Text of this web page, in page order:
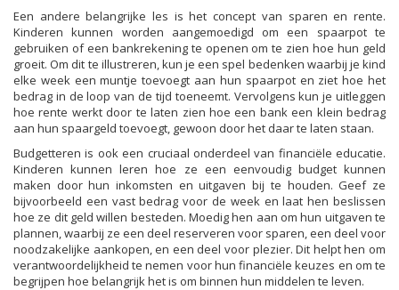
Een andere belangrijke les is het concept van sparen en rente.
Kinderen kunnen worden aangemoedigd om een spaarpot te
gebruiken of een bankrekening te openen om te zien hoe hun geld
groeit. Om dit te illustreren, kun je een spel bedenken waarbij je kind
elke week een muntje toevoegt aan hun spaarpot en ziet hoe het
bedrag in de loop van de tijd toeneemt. Vervolgens kun je uitleggen
hoe rente werkt door te laten zien hoe een bank een klein bedrag
aan hun spaargeld toevoegt, gewoon door het daar te laten staan.
Budgetteren is ook een cruciaal onderdeel van financiële educatie.
Kinderen kunnen leren hoe ze een eenvoudig budget kunnen
maken door hun inkomsten en uitgaven bij te houden. Geef ze
bijvoorbeeld een vast bedrag voor de week en laat hen beslissen
hoe ze dit geld willen besteden. Moedig hen aan om hun uitgaven te
plannen, waarbij ze een deel reserveren voor sparen, een deel voor
noodzakelijke aankopen, en een deel voor plezier. Dit helpt hen om
verantwoordelijkheid te nemen voor hun financiële keuzes en om te
begrijpen hoe belangrijk het is om binnen hun middelen te leven.